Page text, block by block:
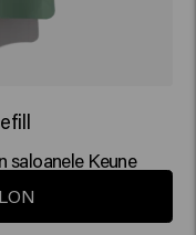
saloanele Keune